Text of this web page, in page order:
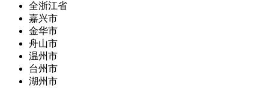
全浙江省
嘉兴市
金华市
舟山市
温州市
台州市
湖州市